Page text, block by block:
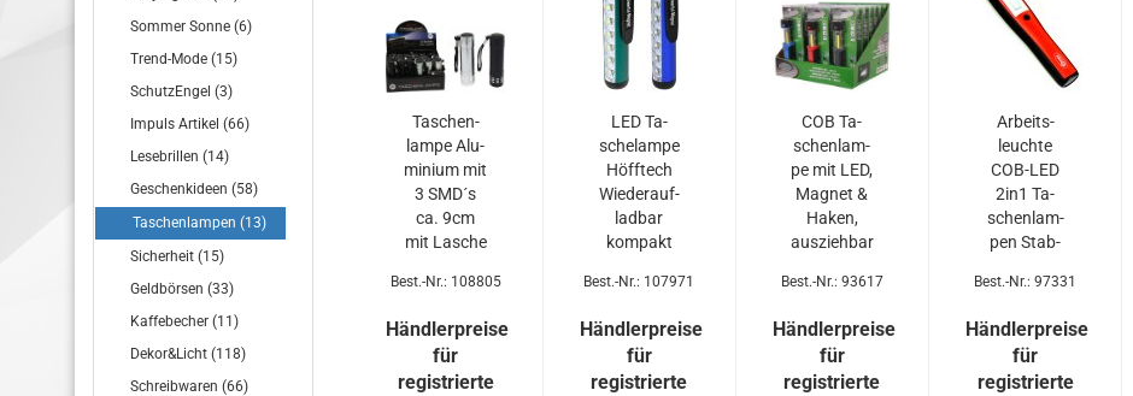
Ta­schen­
lam­pe Alu­
mi­ni­um mit
3 SMD´s
ca. 9cm
mit La­sche
3xAAA
Best.-Nr.: 108805
Händlerpreise
für
registrierte
LED Ta­
sche­lam­pe
Höff­tech
Wie­der­auf­
lad­bar
kom­pakt
gnet­clip
T-Dsp.
Best.-Nr.: 107971
Händlerpreise
für
registrierte
COB Ta­
schen­lam­
pe mit LED,
Ma­gnet &
Haken,
aus­zieh­bar
Best.-Nr.: 93617
Händlerpreise
für
registrierte
Ar­beits­
leuch­te
COB-​LED
2in1 Ta­
schen­lam­
pen Stab­
Werk­statt
pe mit
Magn
Best.-Nr.: 97331
Händlerpreise
für
registrierte
Sommer Sonne (6)
Trend-Mode (15)
SchutzEngel (3)
Impuls Artikel (66)
Lesebrillen (14)
Geschenkideen (58)
Taschenlampen (13)
Sicherheit (15)
Geldbörsen (33)
Kaffebecher (11)
Dekor&Licht (118)
Schreibwaren (66)